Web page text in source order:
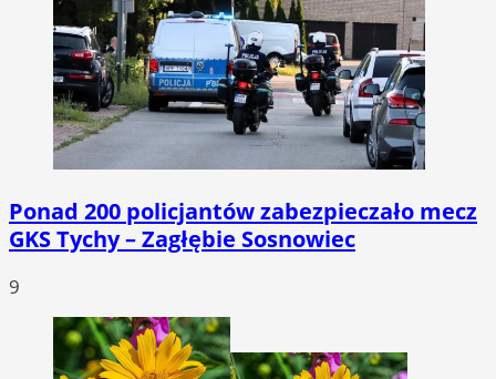
Ponad 200 policjantów zabezpieczało mecz
GKS Tychy – Zagłębie Sosnowiec
9